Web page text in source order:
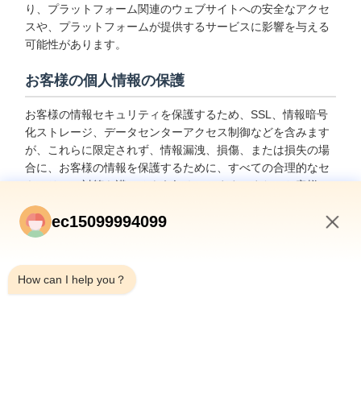
り、プラットフォーム関連のウェブサイトへの安全なアクセ
スや、プラットフォームが提供するサービスに影響を与える
可能性があります。
お客様の個人情報の保護
お客様の情報セキュリティを保護するため、SSL、情報暗号
化ストレージ、データセンターアクセス制御などを含みます
が、これらに限定されず、情報漏洩、損傷、または損失の場
合に、お客様の情報を保護するために、すべての合理的なセ
キュリティ対策を講じるよう努めています。また、お客様の
情報に触れる可能性のある従業員またはアウトソーサーを厳
格に管理しており、これには、秘密保持契約の締結、職位に
応じた異なる権限管理、および彼らの業務の監視が含まれま
未成年者の保護
ec15099994099
How can I help you？